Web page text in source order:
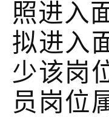
照进入
拟进入
少该岗
员岗位